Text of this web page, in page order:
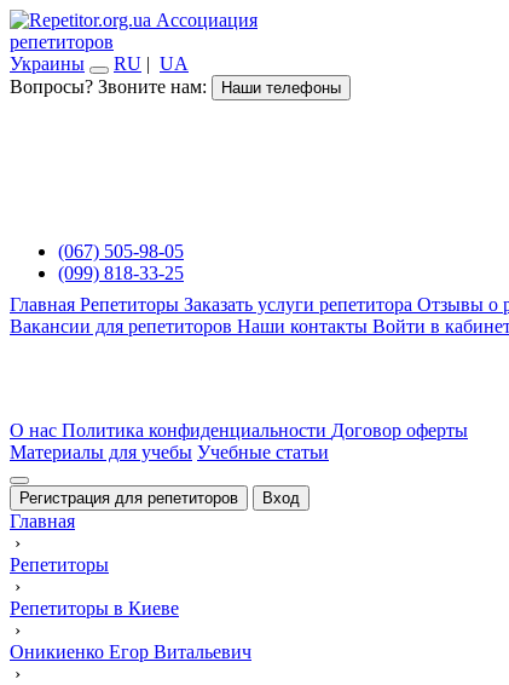
Ассоциация
репетиторов
Украины
RU | UA
Вопросы? Звоните нам:
Наши телефоны
(067) 505-98-05
(099) 818-33-25
Главная Репетиторы Заказать услуги репетитора Отзывы о
Вакансии для репетиторов Наши контакты Войти в
О нас Политика конфиденциальности Договор оферты
Материалы для учебы Учебные статьи
Регистрация для репетиторов Вход
Главная
›
Репетиторы
›
Репетиторы в Киеве
›
Оникиенко Егор Витальевич
›